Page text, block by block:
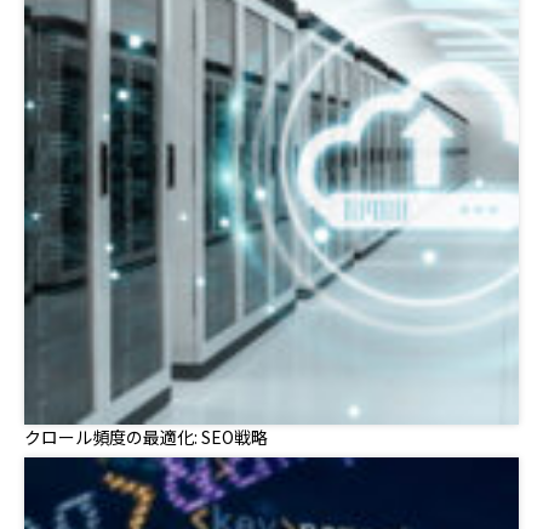
クロール頻度の最適化: SEO戦略